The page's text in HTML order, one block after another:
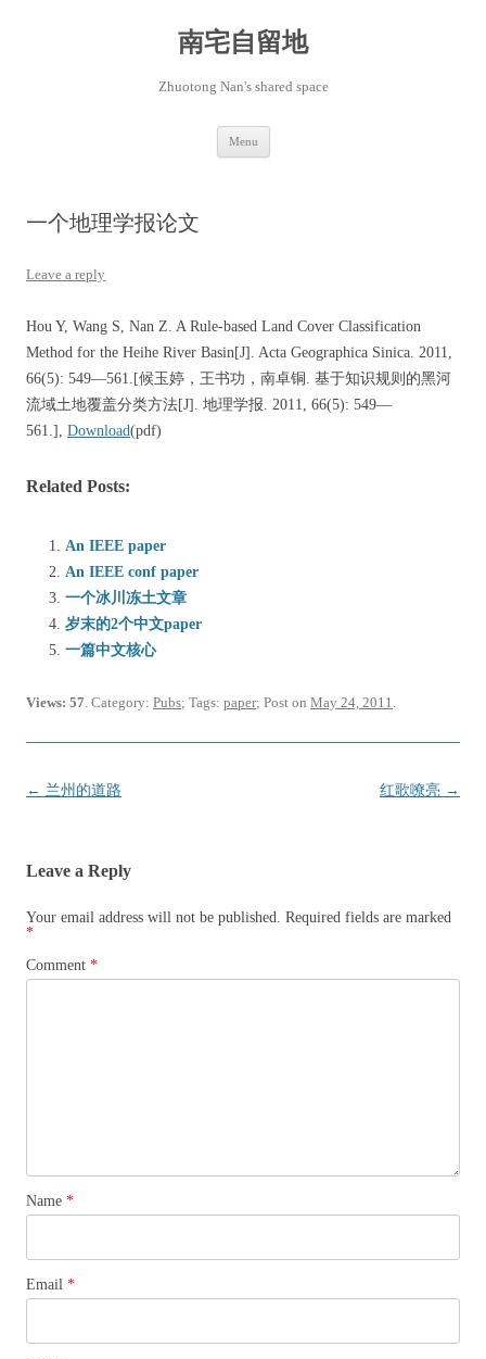
南宅自留地
Zhuotong Nan's shared space
Menu
一个地理学报论文
Leave a reply
Hou Y, Wang S, Nan Z. A Rule-based Land Cover Classification
Method for the Heihe River Basin[J]. Acta Geographica Sinica. 2011,
66(5): 549—561.[候玉婷，王书功，南卓铜. 基于知识规则的黑河
流域土地覆盖分类方法[J]. 地理学报. 2011, 66(5): 549—
561.], Download(pdf)
Related Posts:
An IEEE paper
An IEEE conf paper
一个冰川冻土文章
岁末的2个中文paper
一篇中文核心
Views: 57. Category: Pubs; Tags: paper; Post on May 24, 2011.
Post
← 兰州的道路 红歌嘹亮 →
Leave a Reply
Your email address will not be published. Required fields are marked
*
Comment *
Name *
Email *